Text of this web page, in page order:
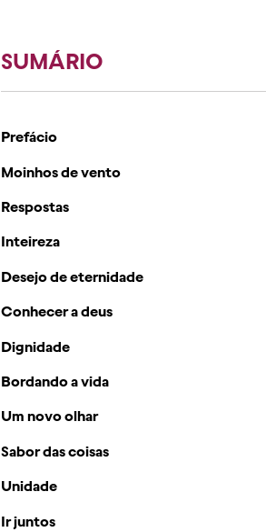
SUMÁRIO
Prefácio
Moinhos de vento
Respostas
Inteireza
Desejo de eternidade
Conhecer a deus
Dignidade
Bordando a vida
Um novo olhar
Sabor das coisas
Unidade
Ir juntos